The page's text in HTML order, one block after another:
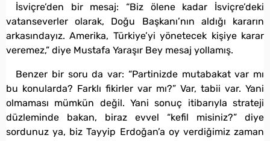
İsviçre’den bir mesaj: “Biz ölene kadar İsviçre’deki
vatanseverler olarak, Doğu Başkanı’nın aldığı kararın
arkasındayız. Amerika, Türkiye’yi yönetecek kişiye karar
veremez,” diye Mustafa Yaraşır Bey mesaj yollamış.
Benzer bir soru da var: “Partinizde mutabakat var mı
bu konularda? Farklı fikirler var mı?” Var, tabii var. Yani
olmaması mümkün değil. Yani sonuç itibarıyla strateji
düzleminde bakan, biraz evvel “kefil misiniz?” diye
sordunuz ya, biz Tayyip Erdoğan’a oy verdiğimiz zaman